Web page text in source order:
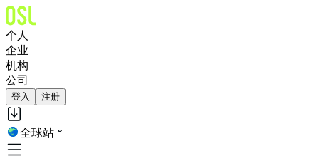
个人
企业
机构
公司
登入 注册
全球站